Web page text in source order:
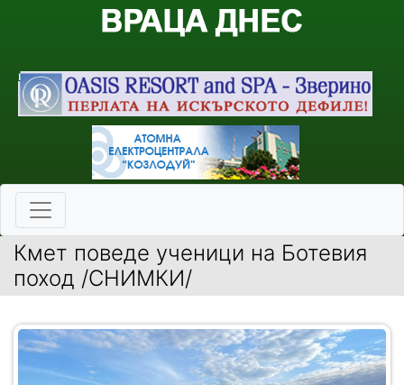
Кмет поведе ученици на Ботевия
поход /СНИМКИ/